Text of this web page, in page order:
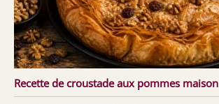
Recette de croustade aux pommes maison